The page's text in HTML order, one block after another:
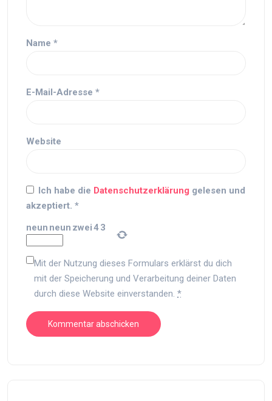
Name *
E-Mail-Adresse *
Website
Ich habe die Datenschutzerklärung gelesen und
akzeptiert. *
neun neun zwei43
Mit der Nutzung dieses Formulars erklärst du dich
mit der Speicherung und Verarbeitung deiner Daten
durch diese Website einverstanden. *